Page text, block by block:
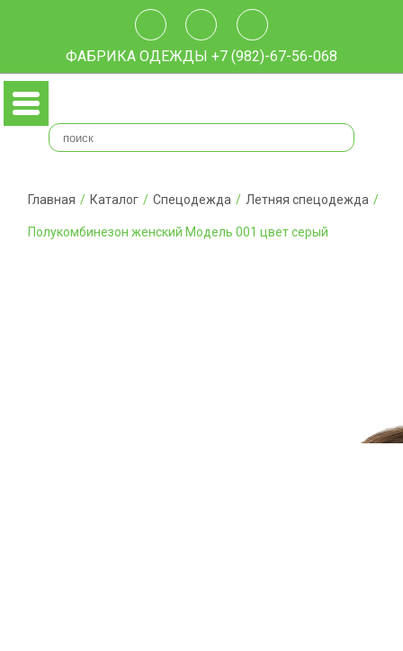
ФАБРИКА ОДЕЖДЫ +7 (982)-67-56-068
Главная / Каталог / Спецодежда / Летняя спецодежда /
Полукомбинезон женский Модель 001 цвет серый